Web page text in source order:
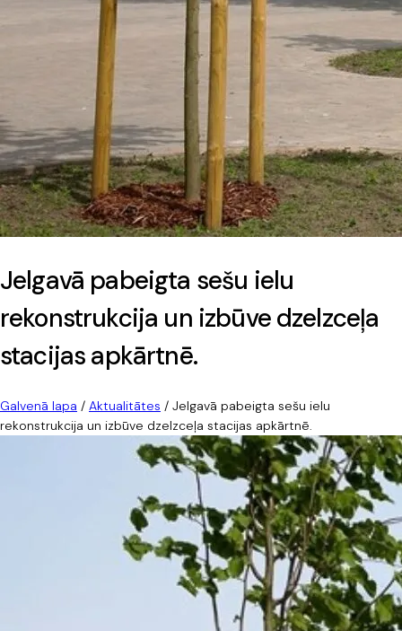
Jelgavā pabeigta sešu ielu
rekonstrukcija un izbūve dzelzceļa
stacijas apkārtnē.
Galvenā lapa / Aktualitātes / Jelgavā pabeigta sešu ielu
rekonstrukcija un izbūve dzelzceļa stacijas apkārtnē.